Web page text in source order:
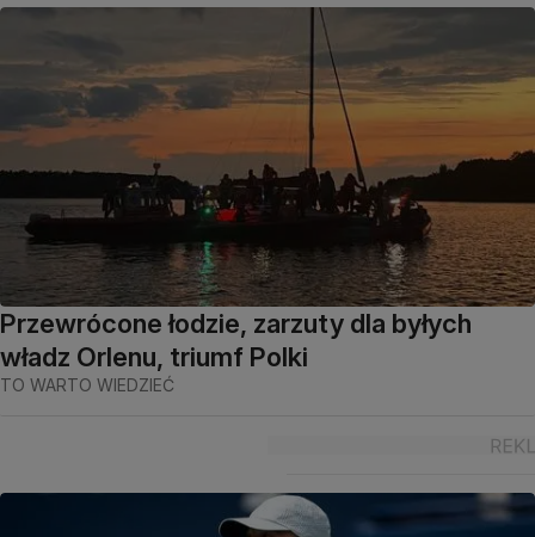
Przewrócone łodzie, zarzuty dla byłych
władz Orlenu, triumf Polki
TO WARTO WIEDZIEĆ